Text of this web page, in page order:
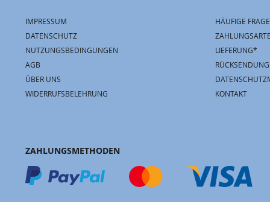
IMPRESSUM
DATENSCHUTZ
NUTZUNGSBEDINGUNGEN
AGB
ÜBER UNS
WIDERRUFSBELEHRUNG
HÄUFIGE
LIEFERUNG*
KONTAKT
ZAHLUNGSMETHODEN